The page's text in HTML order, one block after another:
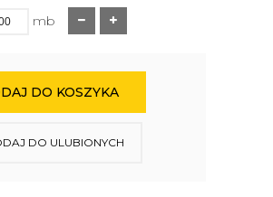
mb
DO KOSZYKA
DO ULUBIONYCH